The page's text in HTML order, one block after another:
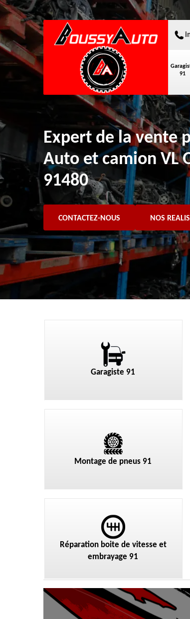
91
Expert de la vente
Auto et camion VL
91480
CONTACTEZ-NOUS NOS
Garagiste 91
Montage de pneus 91
Réparation boite de vitesse et
embrayage 91